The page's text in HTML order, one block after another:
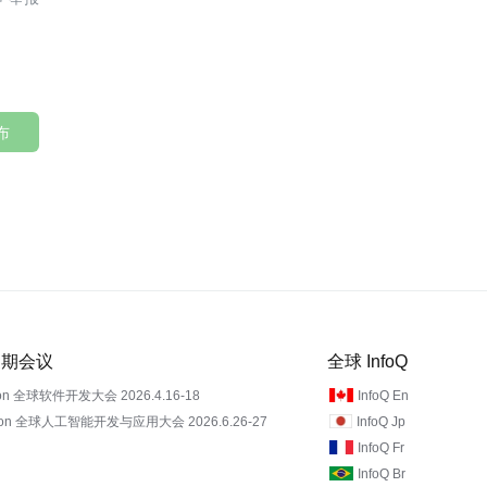
会议
全球软件开发大会 2026.4.16-18
全球人工智能开发与应用大会 2026.6.26-27
全球 InfoQ
InfoQ En
InfoQ Jp
InfoQ Fr
InfoQ Br